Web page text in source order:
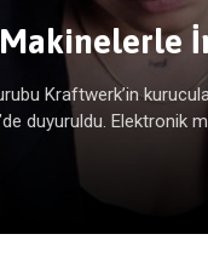
Kraftwerk’in
duyuruldu. Elektronik